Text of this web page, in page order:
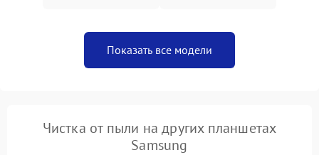
Показать все модели
Чистка от пыли на других планшетах
Samsung